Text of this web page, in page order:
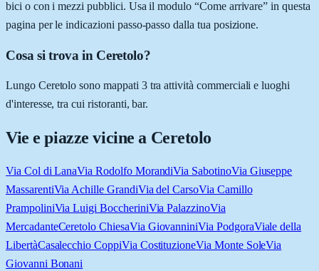
bici o con i mezzi pubblici. Usa il modulo “Come arrivare” in questa
pagina per le indicazioni passo-passo dalla tua posizione.
Cosa si trova in Ceretolo?
Lungo Ceretolo sono mappati 3 tra attività commerciali e luoghi
d'interesse, tra cui ristoranti, bar.
Vie e piazze vicine a Ceretolo
Via Col di LanaVia Rodolfo MorandiVia SabotinoVia Giuseppe
MassarentiVia Achille GrandiVia del CarsoVia Camillo
PrampoliniVia Luigi BoccheriniVia PalazzinoVia
MercadanteCeretolo ChiesaVia GiovanniniVia PodgoraViale della
LibertàCasalecchio CoppiVia CostituzioneVia Monte SoleVia
Giovanni Bonani